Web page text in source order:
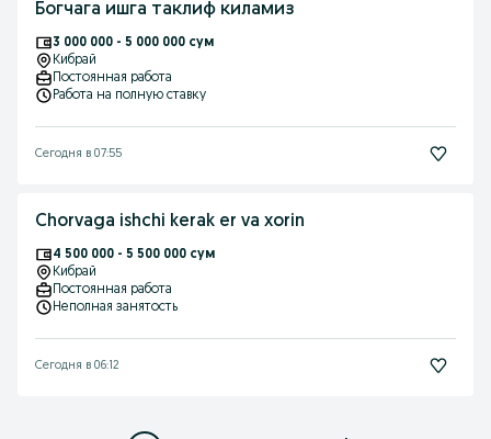
Богчага ишга таклиф киламиз
3 000 000 - 5 000 000 сум
Кибрай
Постоянная работа
Работа на полную ставку
Сегодня в 07:55
Chorvaga ishchi kerak er va xorin
4 500 000 - 5 500 000 сум
Кибрай
Постоянная работа
Неполная занятость
Сегодня в 06:12